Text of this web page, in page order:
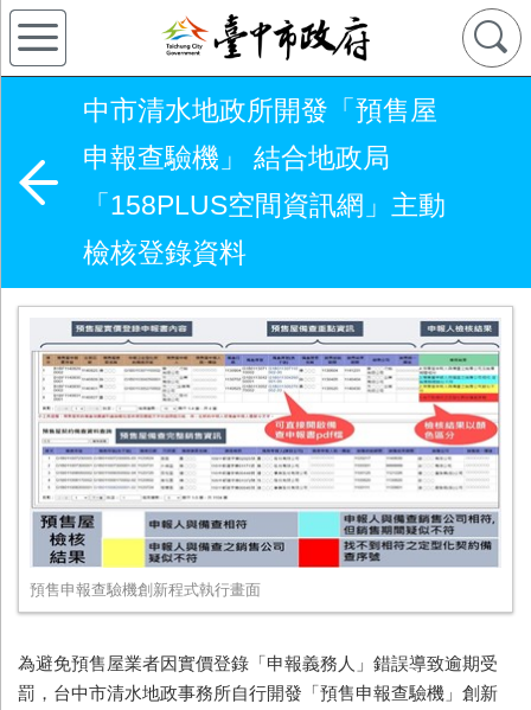
中市清水地政所開發「預售屋
申報查驗機」 結合地政局
「158PLUS空間資訊網」主動
檢核登錄資料
預售申報查驗機創新程式執行畫面
為避免預售屋業者因實價登錄「申報義務人」錯誤導致逾期受
罰，台中市清水地政事務所自行開發「預售申報查驗機」創新